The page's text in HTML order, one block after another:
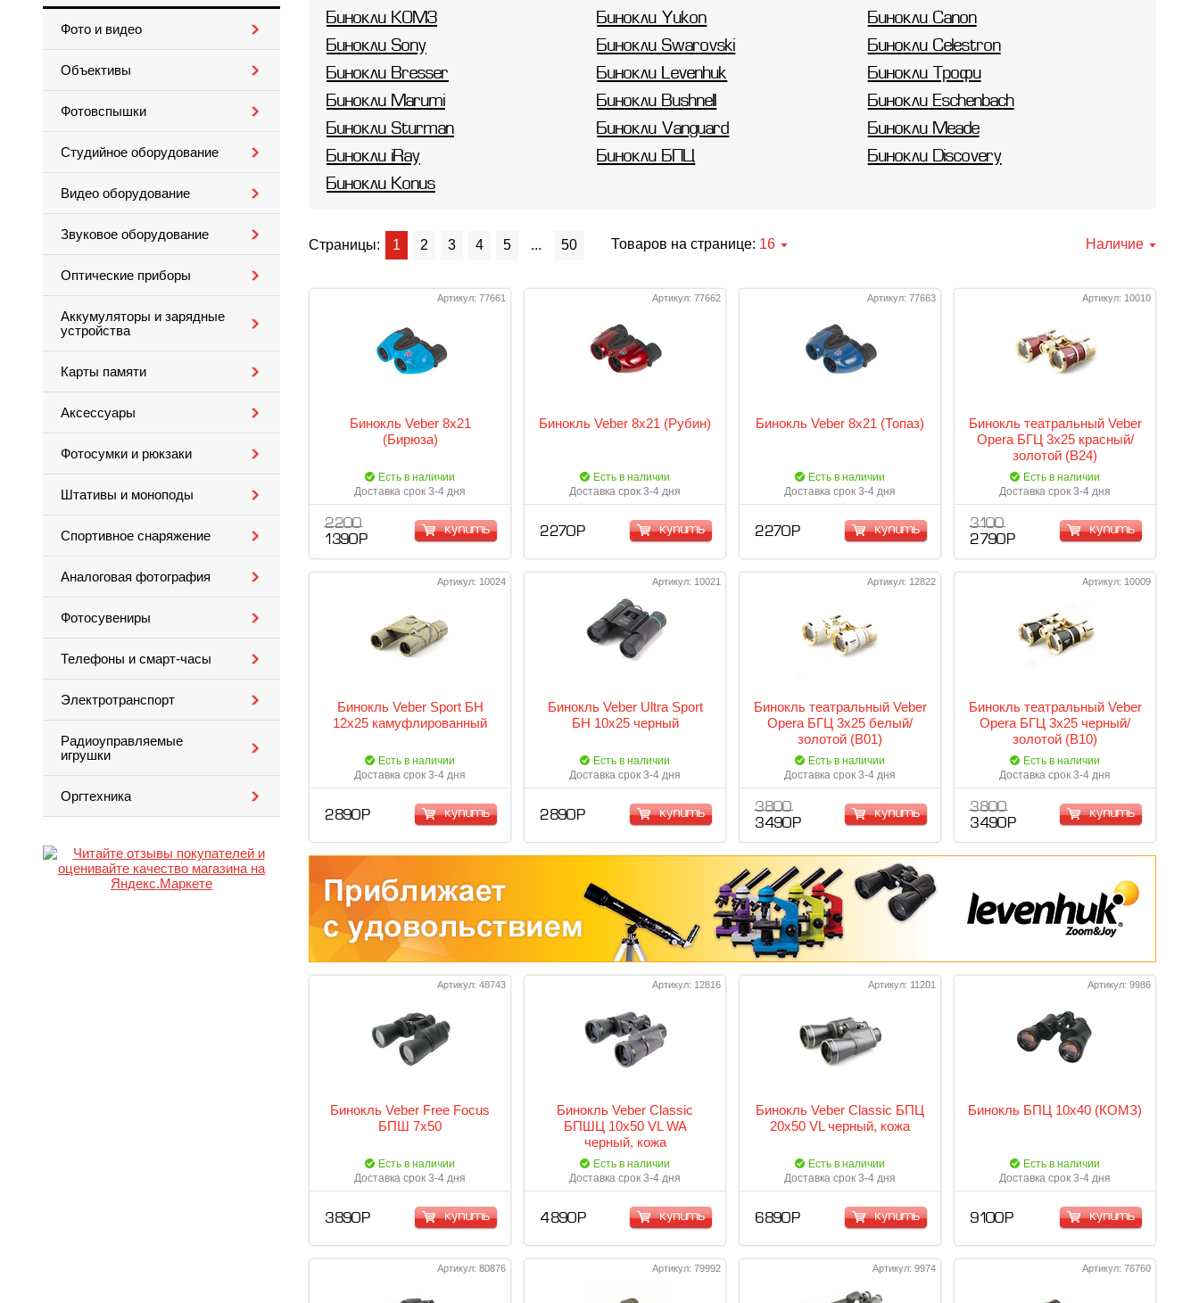
Фото и видео
Объективы
Фотовспышки
Студийное оборудование
Видео оборудование
Звуковое оборудование
Оптические приборы
Аккумуляторы и зарядные
устройства
Карты памяти
Аксессуары
Фотосумки и рюкзаки
Штативы и моноподы
Спортивное снаряжение
Аналоговая фотография
Фотосувениры
Телефоны и смарт-часы
Электротранспорт
Радиоуправляемые
игрушки
Оргтехника
Бинокли КОМЗ Бинокли Yukon
Бинокли Canon
Бинокли Sony
Бинокли Swarovski
Бинокли Celestron
Бинокли Bresser
Бинокли Levenhuk
Бинокли Трофи
Бинокли Marumi
Бинокли Bushnell
Бинокли Eschenbach
Бинокли Sturman
Бинокли Vanguard
Бинокли Meade
Бинокли iRay
Бинокли БПЦ
Бинокли Discovery
Бинокли Konus
Страницы: 1 2 3 4 5 ... 50 Товаров на странице: 16 Наличие
Артикул: 77661
Бинокль Veber 8х21
(Бирюза)
Есть в наличии
Доставка срок 3-4 дня
2 200
1 390 Р
купить
Артикул: 77662
Бинокль Veber 8х21 (Рубин)
Есть в наличии
Доставка срок 3-4 дня
2 270 Р купить
Артикул: 77663
Бинокль Veber 8х21 (Топаз)
Есть в наличии
Доставка срок 3-4 дня
2 270 Р купить
Артикул: 10010
Бинокль театральный Veber
Opera БГЦ 3x25 красный/
золотой (B24)
Есть в наличии
Доставка срок 3-4 дня
3 100
2 790 Р
купить
Артикул: 10024
Бинокль Veber Sport БН
12x25 камуфлированный
Есть в наличии
Доставка срок 3-4 дня
2 890 Р купить
Артикул: 10021
Бинокль Veber Ultra Sport
БН 10x25 черный
Есть в наличии
Доставка срок 3-4 дня
2 890 Р купить
Артикул: 12822
Бинокль театральный Veber
Opera БГЦ 3x25 белый/
золотой (B01)
Есть в наличии
Доставка срок 3-4 дня
3 800
3 490 Р
купить
Артикул: 10009
Бинокль театральный Veber
Opera БГЦ 3x25 черный/
золотой (B10)
Есть в наличии
Доставка срок 3-4 дня
3 800
3 490 Р
купить
Артикул: 48743
Бинокль Veber Free Focus
БПШ 7x50
Есть в наличии
Доставка срок 3-4 дня
3 890 Р купить
Артикул: 12816
Бинокль Veber Classic
БПШЦ 10x50 VL WA
черный, кожа
Есть в наличии
Доставка срок 3-4 дня
4 890 Р купить
Артикул: 11201
Бинокль Veber Classic БПЦ
20x50 VL черный, кожа
Есть в наличии
Доставка срок 3-4 дня
6 890 Р купить
Артикул: 9986
Бинокль БПЦ 10x40 (КОМЗ)
Есть в наличии
Доставка срок 3-4 дня
9 100 Р купить
Артикул: 80876 Артикул: 79992 Артикул: 9974 Артикул: 76760